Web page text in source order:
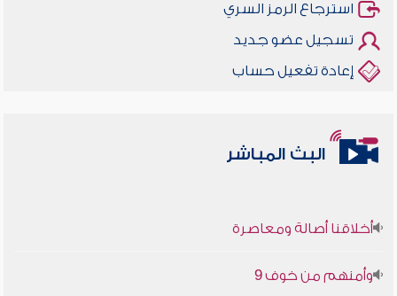
استرجاع الرمز السري
تسجيل عضو جديد
إعادة تفعيل حساب
البث المباشر
أخلاقنا أصالة ومعاصرة
وأمنهم من خوف 9